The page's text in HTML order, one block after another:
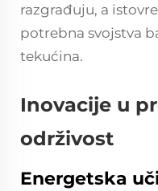
razgrađuju, a
potrebna svojstva
tekućina.
Inovacije u
održivost
Energetska